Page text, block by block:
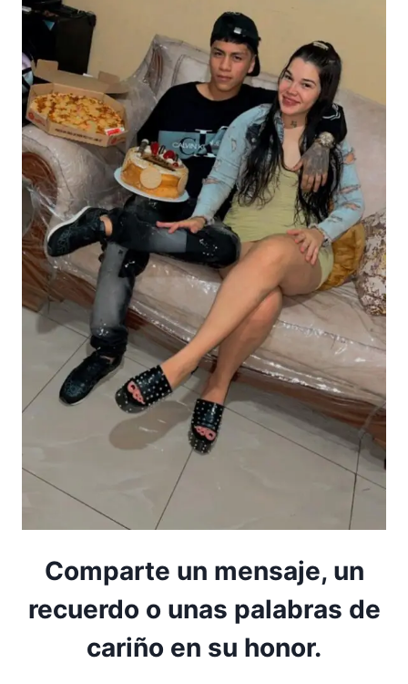
Comparte un mensaje, un
recuerdo o unas palabras de
cariño en su honor.